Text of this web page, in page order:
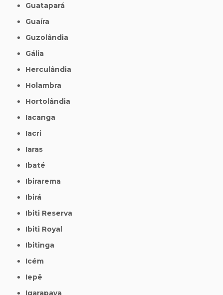
Guatapará
Guaíra
Guzolândia
Gália
Herculândia
Holambra
Hortolândia
Iacanga
Iacri
Iaras
Ibaté
Ibirarema
Ibirá
Ibiti Reserva
Ibiti Royal
Ibitinga
Icém
Iepê